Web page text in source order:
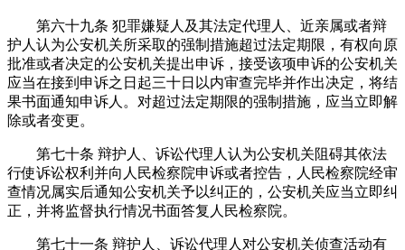
第六十九条 犯罪嫌疑人及其法定代理人、近亲属或者辩
护人认为公安机关所采取的强制措施超过法定期限，有权向原
批准或者决定的公安机关提出申诉，接受该项申诉的公安机关
应当在接到申诉之日起三十日以内审查完毕并作出决定，将结
果书面通知申诉人。对超过法定期限的强制措施，应当立即解
除或者变更。
第七十条 辩护人、诉讼代理人认为公安机关阻碍其依法
行使诉讼权利并向人民检察院申诉或者控告，人民检察院经审
查情况属实后通知公安机关予以纠正的，公安机关应当立即纠
正，并将监督执行情况书面答复人民检察院。
第七十一条 辩护人、诉讼代理人对公安机关侦查活动有